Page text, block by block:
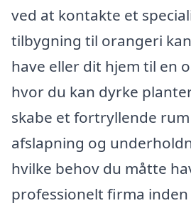
ved at kontakte et
tilbygning til orangeri
have eller dit hjem til en
hvor du kan dyrke
skabe et fortryllende
afslapning og
hvilke behov du måtte
professionelt firma